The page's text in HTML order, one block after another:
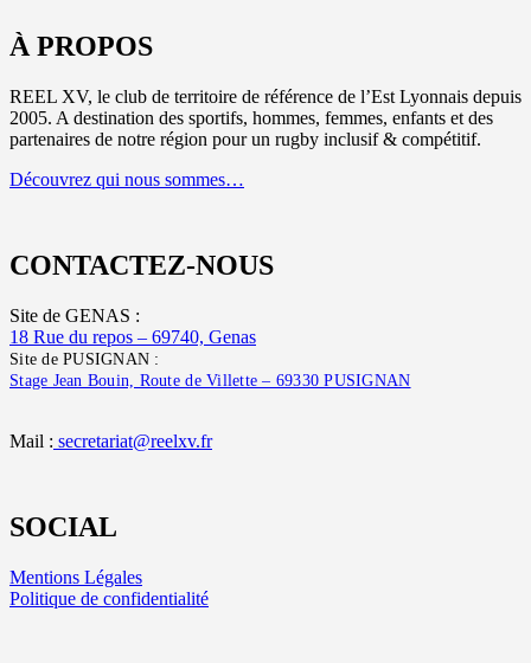
À PROPOS
REEL XV, le club de territoire de référence de l’Est Lyonnais depuis
2005. A destination des sportifs, hommes, femmes, enfants et des
partenaires de notre région pour un rugby inclusif & compétitif.
Découvrez qui nous sommes…
CONTACTEZ-NOUS
Site de GENAS :
18 Rue du repos – 69740, Genas
Site de PUSIGNAN :
Stage Jean Bouin, Route de Villette – 69330 PUSIGNAN
Mail : secretariat@reelxv.fr
SOCIAL
Mentions Légales
Politique de confidentialité